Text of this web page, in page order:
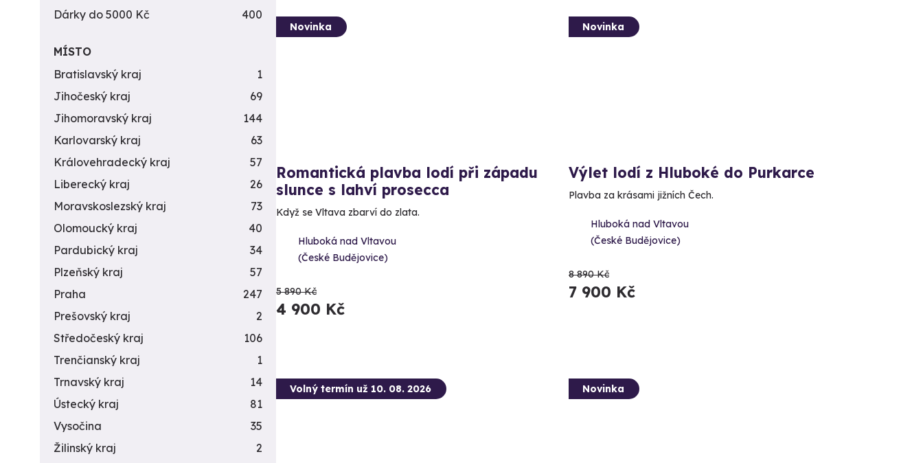
Novinka
Romantická plavba lodí při západu
slunce s lahví prosecca
Když se Vltava zbarví do zlata.
Hluboká nad Vltavou
(České Budějovice)
5 890 Kč
4 900 Kč
Novinka
Výlet lodí z Hluboké do Purkarce
Plavba za krásami jižních Čech.
Hluboká nad Vltavou
(České Budějovice)
8 890 Kč
7 900 Kč
Volný termín už 10. 08. 2026 Novinka
Dárky do 5000 Kč
400
MÍSTO
Bratislavský kraj
1
Jihočeský kraj
69
Jihomoravský kraj
144
Karlovarský kraj
63
Královehradecký kraj
57
Liberecký kraj
26
Moravskoslezský kraj
73
Olomoucký kraj
40
Pardubický kraj
34
Plzeňský kraj
57
Praha
247
Prešovský kraj
2
Středočeský kraj
106
Trenčianský kraj
1
Trnavský kraj
14
Ústecký kraj
81
Vysočina
35
Žilinský kraj
2